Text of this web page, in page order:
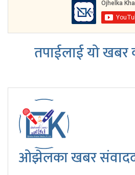
तपाईलाई यो खबर
ओझेलका खबर